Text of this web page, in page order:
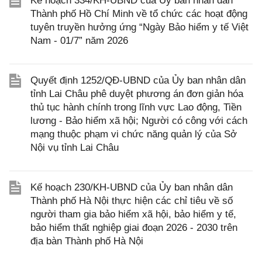
Thành phố Hồ Chí Minh về tổ chức các hoạt động
tuyên truyền hưởng ứng “Ngày Bảo hiểm y tế Việt
Nam - 01/7” năm 2026
Quyết định 1252/QĐ-UBND của Ủy ban nhân dân
tỉnh Lai Châu phê duyệt phương án đơn giản hóa
thủ tục hành chính trong lĩnh vực Lao động, Tiền
lương - Bảo hiểm xã hội; Người có công với cách
mạng thuộc phạm vi chức năng quản lý của Sở
Nội vụ tỉnh Lai Châu
Kế hoạch 230/KH-UBND của Ủy ban nhân dân
Thành phố Hà Nội thực hiện các chỉ tiêu về số
người tham gia bảo hiểm xã hội, bảo hiểm y tế,
bảo hiểm thất nghiệp giai đoạn 2026 - 2030 trên
địa bàn Thành phố Hà Nội